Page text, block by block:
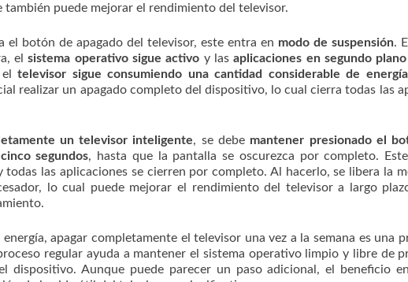
también puede mejorar el rendimiento del televisor.
el botón de apagado del televisor, este entra en modo de suspensión.
elsistema operativo sigue activo y lasaplicaciones en segundo
eltelevisor sigue consumiendo una cantidad considerable de energía
realizar un apagado completo del dispositivo, lo cual cierra todas las
un televisor inteligente, se debe mantener presionado el
segundos, hasta que la pantalla se oscurezca por completo.
todas las aplicaciones se cierren por completo. Al hacerlo, se libera la
lo cual puede mejorar el rendimiento del televisor a largo
apagar completamente el televisor una vez a la semana es una
regular ayuda a mantener el sistema operativo limpio y libre de
dispositivo. Aunque puede parecer un paso adicional, el beneficio